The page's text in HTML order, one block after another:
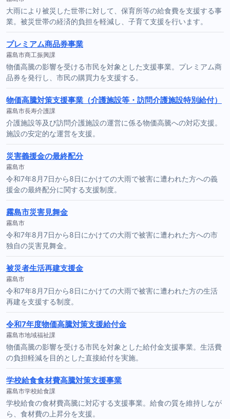
大雨により被災した世帯に対して、保育所等の給食費を支援する事
業。被災世帯の経済的負担を軽減し、子育て支援を行います。
プレミアム商品券事業
霧島市商工振興課
物価高騰の影響を受ける市民を対象とした支援事業。プレミアム商
品券を発行し、市民の購買力を支援する。
物価高騰対策支援事業（介護施設等・訪問介護施設特別給付）
霧島市長寿介護課
介護施設等及び訪問介護施設の運営に係る物価高騰への対応支援。
施設の安定的な運営を支援。
災害義援金の最終配分
霧島市
令和7年8月7日から8日にかけての大雨で被害に遭われた方への義
援金の最終配分に関する支援制度。
霧島市災害見舞金
霧島市
令和7年8月7日から8日にかけての大雨で被害に遭われた方への市
独自の災害見舞金。
被災者生活再建支援金
霧島市
令和7年8月7日から8日にかけての大雨で被害に遭われた方の生活
再建を支援する制度。
令和7年度物価高騰対策支援給付金
霧島市地域福祉課
物価高騰の影響を受ける市民を対象とした給付金支援事業。生活費
の負担軽減を目的とした直接給付を実施。
学校給食食材費高騰対策支援事業
霧島市学校給食課
学校給食の食材費高騰に対応する支援事業。給食の質を維持しなが
ら、食材費の上昇分を支援。